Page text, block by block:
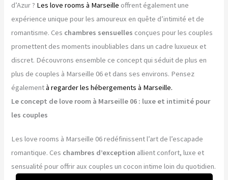
d’Azur ? Les love rooms à Marseille offrent également une
expérience unique pour les amoureux en quête d’intimité et de
romantisme. Ces chambres sensuelles conçues pour les couples
promettent des moments inoubliables dans un cadre luxueux et
discret. Découvrons ensemble ce concept qui séduit de plus en
plus de couples à Marseille 06 et dans ses environs. Pensez
égalementà regarder les hébergements à Marseille.
Le concept de love room à Marseille 06 : luxe et intimité pour
les couples
Les love rooms à Marseille 06 redéfinissent l’art de l’escapade
romantique. Ces chambres d’exception allient confort, luxe et
sensualité pour offrir aux couples un cocon intime loin du quotidien.